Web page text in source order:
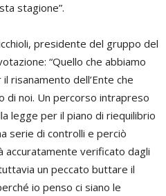
stagione”.
presidente del gruppo del
“Quello che abbiamo
risanamento dell’Ente che
di noi. Un percorso intrapreso
legge per il piano di riequilibrio
serie di controlli e perciò
accuratamente verificato dagli
un peccato buttare il
io penso ci siano le